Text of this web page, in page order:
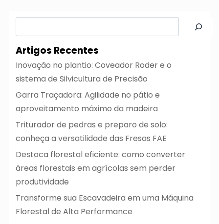
Artigos Recentes
Inovação no plantio: Coveador Roder e o
sistema de Silvicultura de Precisão
Garra Traçadora: Agilidade no pátio e
aproveitamento máximo da madeira
Triturador de pedras e preparo de solo:
conheça a versatilidade das Fresas FAE
Destoca florestal eficiente: como converter
áreas florestais em agrícolas sem perder
produtividade
Transforme sua Escavadeira em uma Máquina
Florestal de Alta Performance